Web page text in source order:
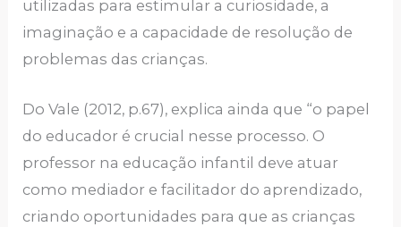
utilizadas para estimular a curiosidade, a
imaginação e a capacidade de resolução de
problemas das crianças.
Do Vale (2012, p.67), explica ainda que “o papel
do educador é crucial nesse processo. O
professor na educação infantil deve atuar
como mediador e facilitador do aprendizado,
criando oportunidades para que as crianças